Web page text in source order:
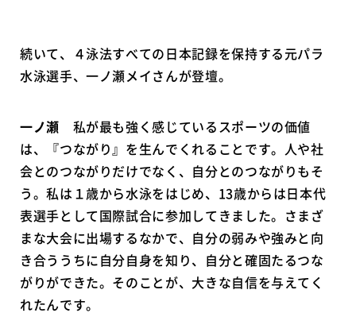
続いて、４泳法すべての日本記録を保持する元パラ
水泳選手、一ノ瀬メイさんが登壇。
一ノ瀬 私が最も強く感じているスポーツの価値
は、『つながり』を生んでくれることです。人や社
会とのつながりだけでなく、自分とのつながりもそ
う。私は１歳から水泳をはじめ、13歳からは日本代
表選手として国際試合に参加してきました。さまざ
まな大会に出場するなかで、自分の弱みや強みと向
き合ううちに自分自身を知り、自分と確固たるつな
がりができた。そのことが、大きな自信を与えてく
れたんです。